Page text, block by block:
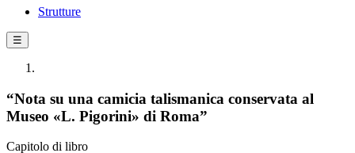
Strutture
☰
“Nota su una camicia talismanica conservata al
Museo «L. Pigorini» di Roma”
Capitolo di libro